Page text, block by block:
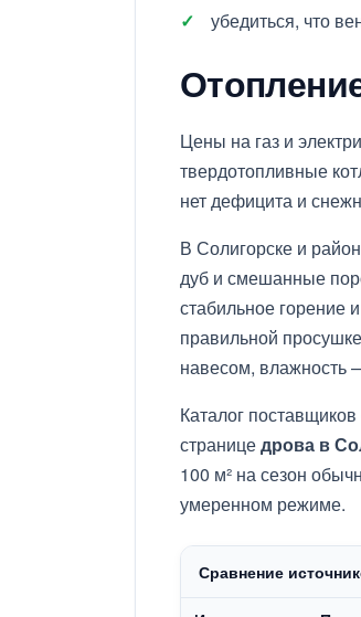
убедиться, что
Цены на газ и
твердотопливные
нет дефицита и
В Солигорске и
дуб и смешанные
стабильное горение
правильной
навесом,
Каталог
страницедрова в
100 м² на сезон
умеренном режиме.
Сравнение